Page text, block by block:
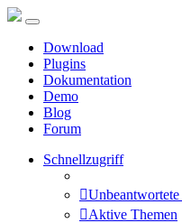
Download
Plugins
Dokumentation
Demo
Blog
Forum
Schnellzugriff
Unbeantwortete
Aktive Themen